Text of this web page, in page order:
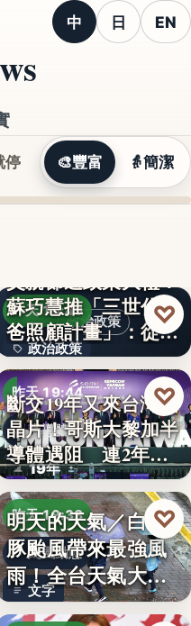
中 日 EN
停 🎨豐富 👵簡潔
政治政策
昨天 19:49
政治政策
50%
蘇巧慧推「三世代爸
爸照顧計畫」：從準
爸…
♡
昨天 19:44
半導體
19年
斷交19年又來台灣找
晶片！哥斯大黎加半
導體遇阻 連2年
參…
♡
昨天 19:38
颱風動態
文字
明天的天氣／白海
豚颱風帶來最強風
雨！全台天氣大轉
變「豪雨…
♡